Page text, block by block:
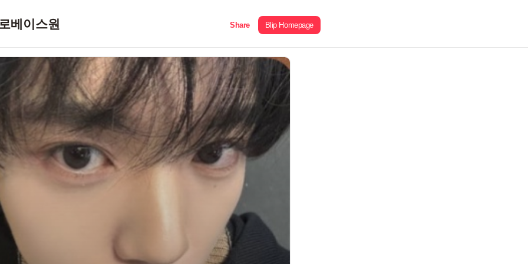
베이스원 Share Blip Homepage